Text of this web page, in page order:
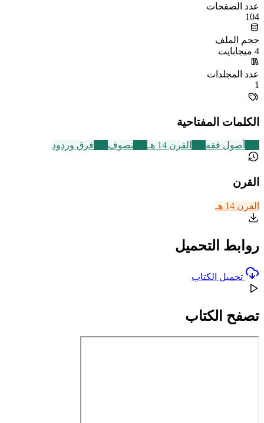
عدد الصفحات
104
حجم الملف
4 ميجابايت
عدد المجلدات
1
الكلمات المفتاحية
أصول فقه القرن 14 هـ تصوف فرق وردود
القرن
القرن 14 هـ
روابط التحميل
تحميل الكتاب
تصفح الكتاب